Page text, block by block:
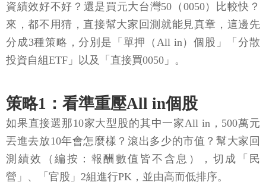
資績效好不好？還是買元大台灣50（0050）比較快？
來，都不用猜，直接幫大家回測就能見真章，這邊先
分成3種策略，分別是「單押（All in）個股」「分散
投資自組ETF」以及「直接買0050」。
策略1：看準重壓All in個股
如果直接選那10家大型股的其中一家All in，500萬元
丟進去放10年會怎麼樣？滾出多少的市值？幫大家回
測績效（編按：報酬數值皆不含息），切成「民
營」、「官股」2組進行PK，並由高而低排序。